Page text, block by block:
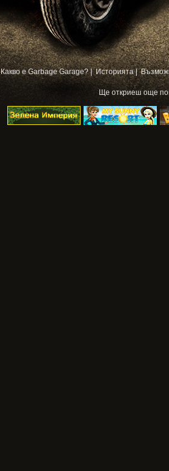
Какво е Garbage Garage? | Историята |
Ще откриеш още